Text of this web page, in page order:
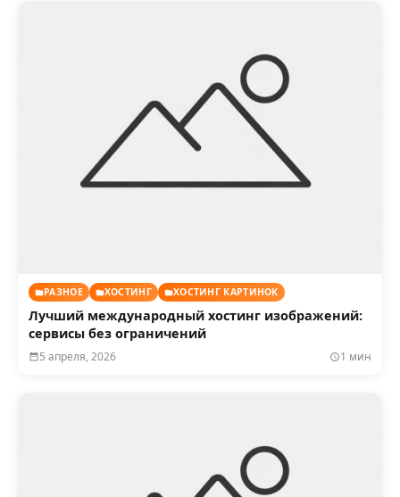
РАЗНОЕ ХОСТИНГ ХОСТИНГ КАРТИНОК
Лучший международный хостинг изображений:
сервисы без ограничений
5 апреля, 2026 1 мин